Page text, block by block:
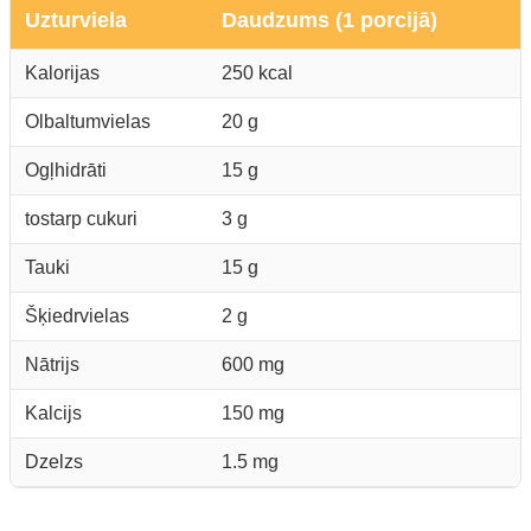
Uzturviela Daudzums (1 porcijā)
Kalorijas 250 kcal
Olbaltumvielas 20 g
Ogļhidrāti 15 g
tostarp cukuri 3 g
Tauki 15 g
Šķiedrvielas 2 g
Nātrijs 600 mg
Kalcijs 150 mg
Dzelzs 1.5 mg